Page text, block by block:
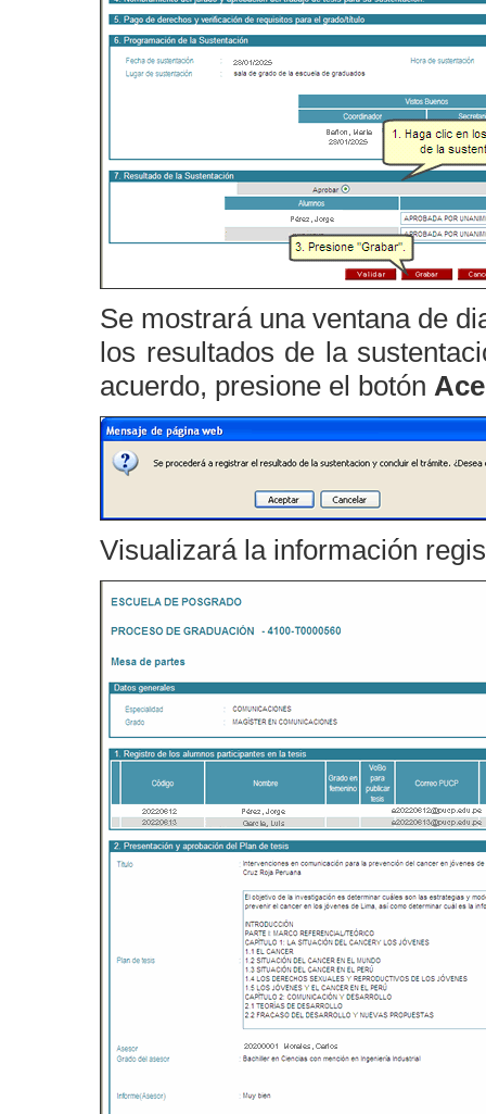
Se mostrará una ventana de
los resultados de la
acuerdo, presione el botón
Visualizará la información